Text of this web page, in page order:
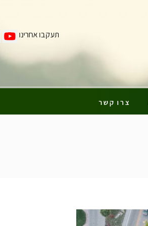
תעקבו אחרינו
צרו קשר